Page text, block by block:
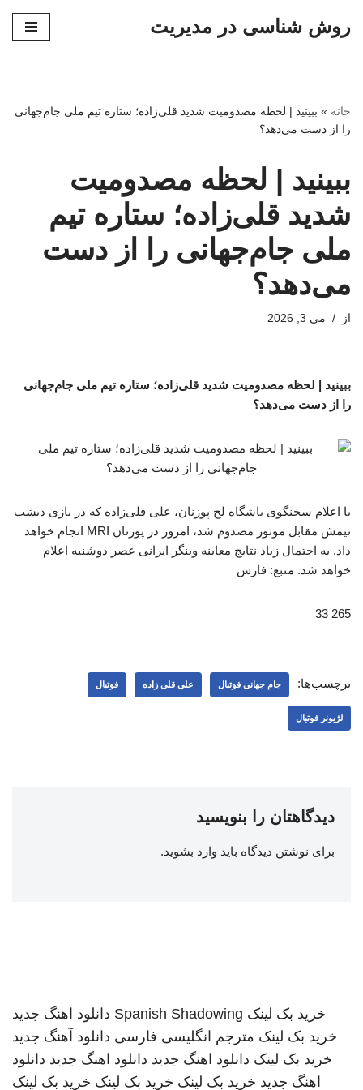
روش شناسی در مدیریت
خانه » ببینید | لحظه مصدومیت شدید قلی‌زاده؛ ستاره تیم ملی جام‌جهانی
را از دست می‌دهد؟
ببینید | لحظه مصدومیت
شدید قلی‌زاده؛ ستاره تیم
ملی جام‌جهانی را از دست
می‌دهد؟
از می 3, 2026
ببینید | لحظه مصدومیت شدید قلی‌زاده؛ ستاره تیم ملی جام‌جهانی
را از دست می‌دهد؟
با اعلام سخنگوی باشگاه لخ پوزنان، علی قلی‌زاده که در بازی دیشب
تیمش مقابل موتور مصدوم شد، امروز در پوزنان MRI انجام خواهد
داد. به احتمال زیاد نتایج معاینه وینگر ایرانی عصر دوشنبه اعلام
خواهد شد. منبع: فارس
265 33
برچسب‌ها: جام جهانی فوتبال علی قلی زاده فوتبال
لژیونر فوتبال
دیدگاهتان را بنویسید
برای نوشتن دیدگاه باید وارد بشوید.
خرید بک لینک Spanish Shadowing دانلود اهنگ جدید
خرید بک لینک مترجم انگلیسی فارسی دانلود آهنگ جدید
خرید بک لینک دانلود اهنگ جدید دانلود اهنگ جدید دانلود
اهنگ جدید خرید بک لینک خرید بک لینک خرید بک لینک